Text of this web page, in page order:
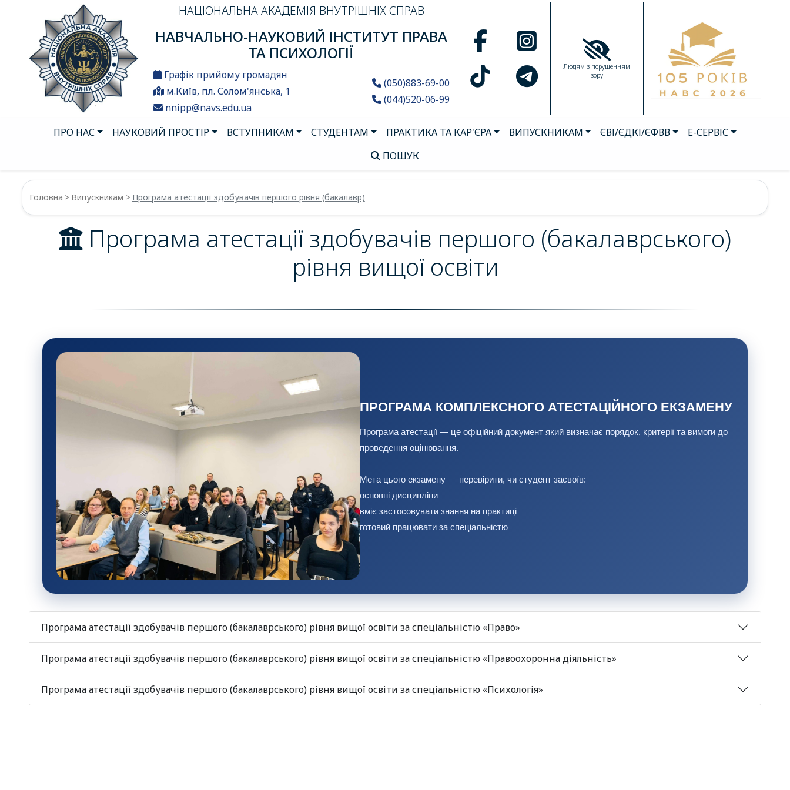
НАЦІОНАЛЬНА АКАДЕМІЯ ВНУТРІШНІХ СПРАВ
НАВЧАЛЬНО-НАУКОВИЙ ІНСТИТУТ ПРАВА
ТА ПСИХОЛОГІЇ
Графік прийому громадян
м.Київ, пл. Солом'янська, 1
nnipp@navs.edu.ua
(050)883-69-00
(044)520-06-99
Людям з порушенням
зору
ПРО НАС НАУКОВИЙ ПРОСТІР ВСТУПНИКАМ СТУДЕНТАМ ПРАКТИКА ТА КАР'ЄРА ВИПУСКНИКАМ ЄВІ/ЄДКІ/ЄФВВ
Е-СЕРВІС
ПОШУК
Головна Випускникам Програма атестації здобувачів першого рівня (бакалавр)
Програма атестації здобувачів першого (бакалаврського)
рівня вищої освіти
ПРОГРАМА КОМПЛЕКСНОГО АТЕСТАЦІЙНОГО ЕКЗАМЕНУ
Програма атестації — це офіційний документ який визначає порядок, критерії та вимоги до
проведення оцінювання.
Мета цього екзамену — перевірити, чи студент засвоїв:
основні дисципліни
вміє застосовувати знання на практиці
готовий працювати за спеціальністю
Програма атестації здобувачів першого (бакалаврського) рівня вищої освіти за спеціальністю «Право»
Програма атестації здобувачів першого (бакалаврського) рівня вищої освіти за спеціальністю «Правоохоронна діяльність»
Програма атестації здобувачів першого (бакалаврського) рівня вищої освіти за спеціальністю «Психологія»